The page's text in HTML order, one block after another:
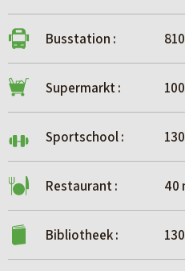
Busstation :
Supermarkt :
Sportschool :
Restaurant : 40
Bibliotheek :